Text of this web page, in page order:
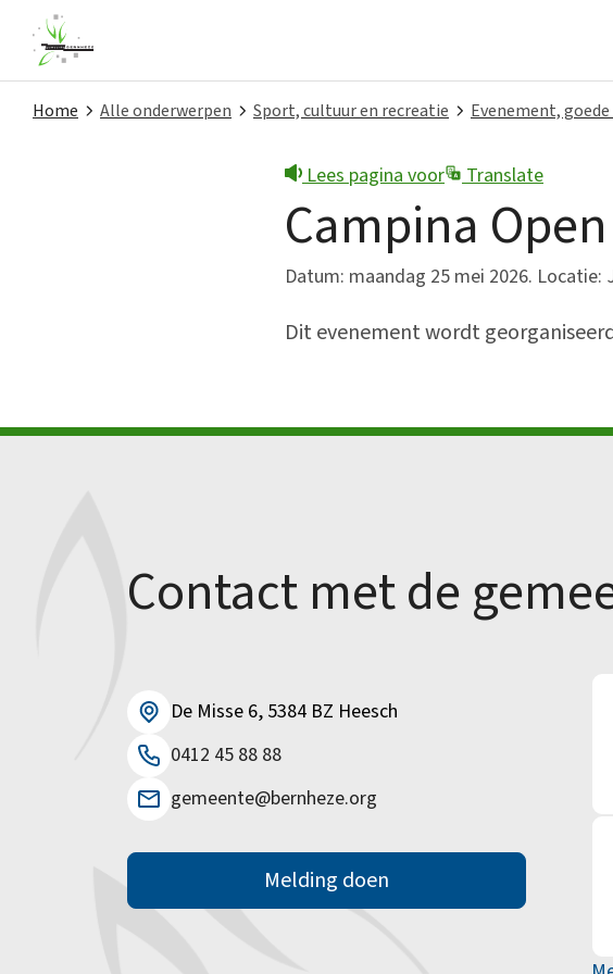
Melding doen
Projecten
Home Alle onderwerpen Sport, cultuur en recreatie Evenement,
Lees pagina voor Translate
Campina
Datum: maandag 25 mei 2026.
Dit evenement wordt
Contact met de
De Misse 6, 5384 BZ Heesch
0412 45 88 88
gemeente@bernheze.org
Melding doen